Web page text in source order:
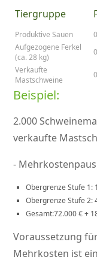
Tiergruppe
Produktive Sauen
Aufgezogene Ferkel
(ca. 28 kg)
Verkaufte
Mastschweine
Beispiel:
2.000
verkaufte
-
Obergrenze Stufe 1:
Obergrenze Stufe 2:
Gesamt:72.000 € +
Voraussetzung
Mehrkosten ist